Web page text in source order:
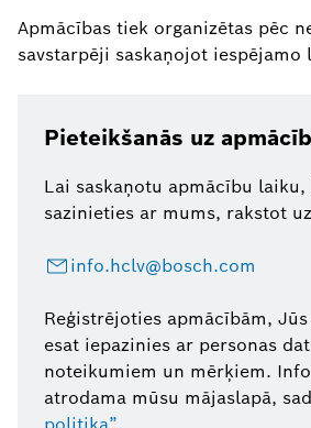
Apmācības tiek organizētas pēc
savstarpēji saskaņojot iespējamo
Pieteikšanās uz
Lai saskaņotu apmācību laiku,
sazinieties ar mums, rakstot uz
info.hclv@bosch.com
Reģistrējoties apmācībām,
esat iepazinies ar personas
noteikumiem un mērķiem.
atrodama mūsu mājaslapā,